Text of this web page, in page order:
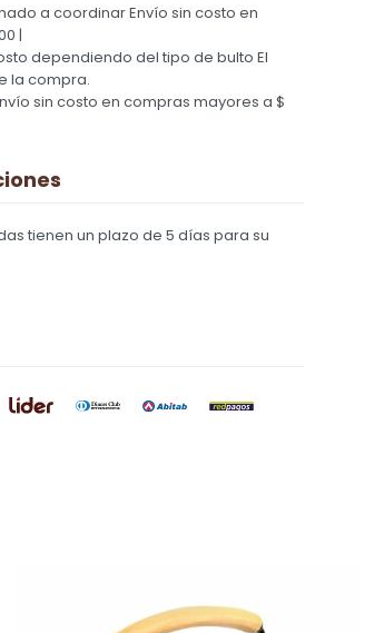
a coordinarEnvío sin costo en
|
dependiendo del tipo de bulto El
la compra.
sin costo en compras mayores a $
tienen un plazo de 5 días para su